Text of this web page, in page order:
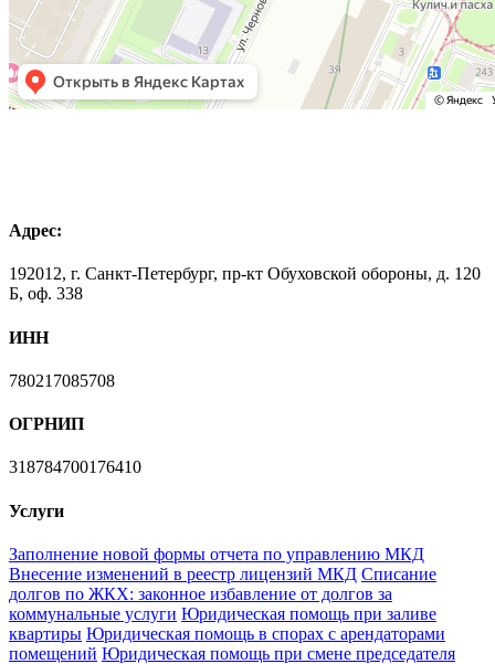
Адрес:
192012, г. Санкт-Петербург, пр-кт Обуховской обороны, д. 120
Б, оф. 338
ИНН
780217085708
ОГРНИП
318784700176410
Услуги
Заполнение новой формы отчета по управлению МКД
Внесение изменений в реестр лицензий МКД Списание
долгов по ЖКХ: законное избавление от долгов за
коммунальные услуги Юридическая помощь при заливе
квартиры Юридическая помощь в спорах с арендаторами
помещений Юридическая помощь при смене председателя